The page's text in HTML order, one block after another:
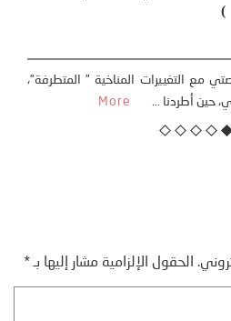
مع التغييرات المناخية ” المتطرفة”،
حين أطردنا ...
More
الحقول الإلزامية مشار إليها بـ*